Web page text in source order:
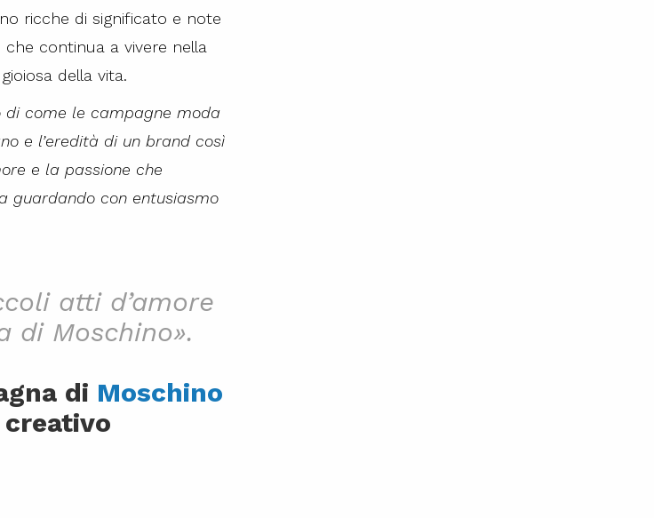
ricche di significato e note
continua a vivere nella
della vita.
di come le campagne moda
e l’eredità di un brand così
e la passione che
guardando con entusiasmo
atti d’amore
di Moschino».
di Moschino